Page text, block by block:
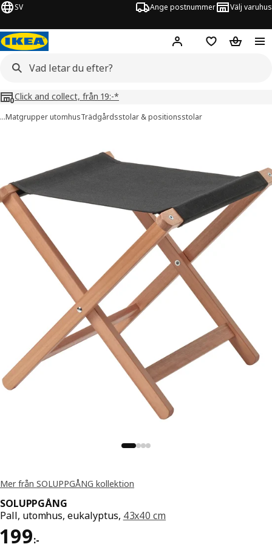
SV Ange postnummer Välj varuhus
Hej! Logga inInköpslistaVarukorg
Click and collect, från 19:-*
…Matgrupper utomhusTrädgårdsstolar & positionsstolar
Mer från SOLUPPGÅNG kollektion
SOLUPPGÅNG
Pall, utomhus, eukalyptus, 43x40 cm
199:-
Pris 199:-